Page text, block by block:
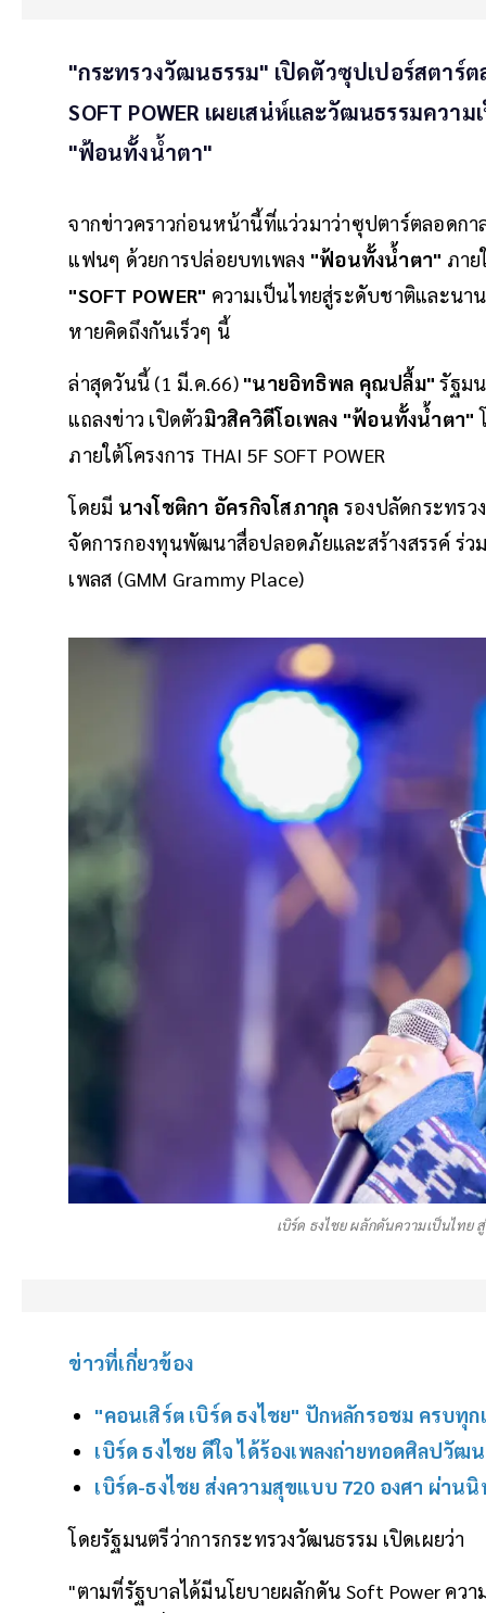
"กระทรวงวัฒนธรรม" เปิดตัวซุปเปอร์สตาร์
SOFT POWER เผยเสน่ห์และวัฒนธรรมคว
"ฟ้อนทั้งน้ำตา"
จากข่าวคราวก่อนหน้านี้ที่แว่วมาว่าซุปตาร์ตลอดกา
แฟนๆ ด้วยการปล่อยบทเพลง "ฟ้อนทั้งน้ำตา" ภาย
"SOFT POWER" ความเป็นไทยสู่ระดับชาติและน
หายคิดถึงกันเร็วๆ นี้
ล่าสุดวันนี้ (1 มี.ค.66)"นายอิทธิพล คุณปลื้ม"รัฐม
แถลงข่าว เปิดตัวมิวสิควิดีโอเพลง "ฟ้อนทั้งน้ำตา"
ภายใต้โครงการ THAI 5F SOFT POWER
โดยมี นางโชติกา อัครกิจโสภากุล รองปลัดกระทรว
จัดการกองทุนพัฒนาสื่อปลอดภัยและสร้างสรรค์ ร่ว
เพลส (GMM Grammy Place)
เบิร์ด ธงไชย ผลักดันความเป็นไท
ข่าวที่เกี่ยวข้อง
"คอนเสิร์ต เบิร์ด ธงไชย" ปักหลักรอชม ครบทุ
เบิร์ด ธงไชย ดีใจ ได้ร้องเพลงถ่ายทอดศิลปวัฒ
เบิร์ด-ธงไชย ส่งความสุขแบบ 720 องศา ผ่า
โดยรัฐมนตรีว่าการกระทรวงวัฒนธรรม เปิดเผยว่า
"ตามที่รัฐบาลได้มีนโยบายผลักดัน Soft Power คว